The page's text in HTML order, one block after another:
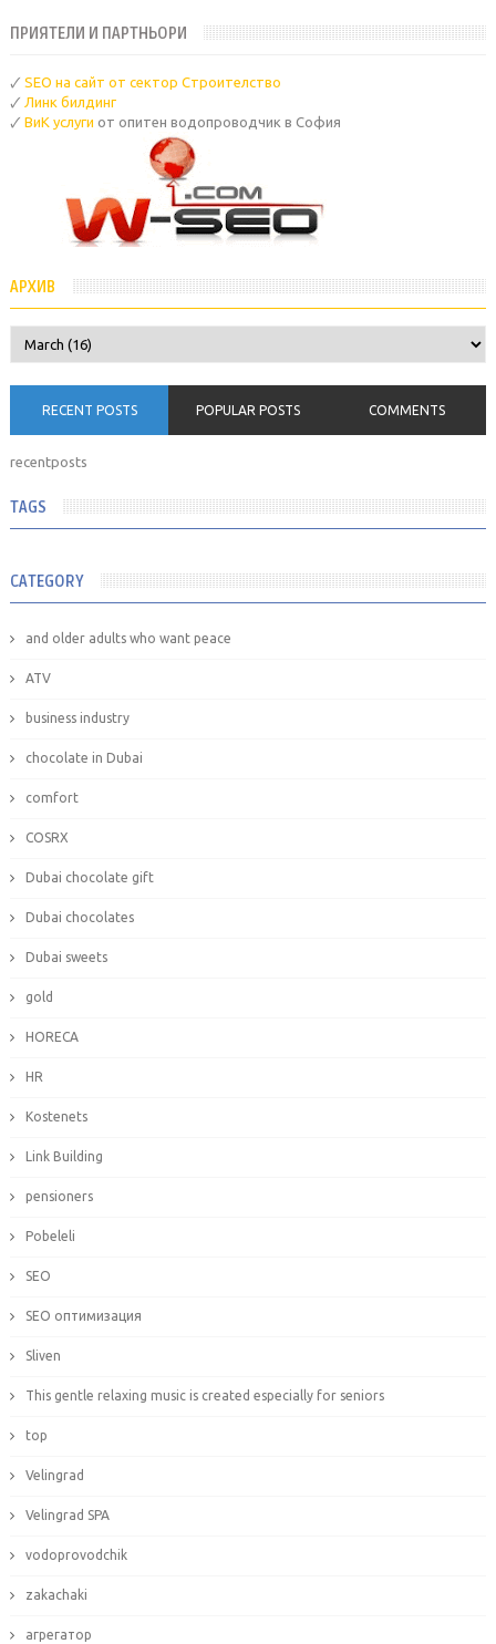
ПРИЯТЕЛИ И ПАРТНЬОРИ
🗸 SEO на сайт от сектор Строителство
🗸 Линк билдинг
🗸 ВиК услуги от опитен водопроводчик в София
АРХИВ
RECENT POSTS POPULAR POSTS COMMENTS
recentposts
TAGS
CATEGORY
and older adults who want peace
ATV
business industry
chocolate in Dubai
comfort
COSRX
Dubai chocolate gift
Dubai chocolates
Dubai sweets
gold
HORECA
HR
Kostenets
Link Building
pensioners
Pobeleli
SEO
SEO оптимизация
Sliven
This gentle relaxing music is created especially for seniors
top
Velingrad
Velingrad SPA
vodoprovodchik
zakachaki
агрегатор